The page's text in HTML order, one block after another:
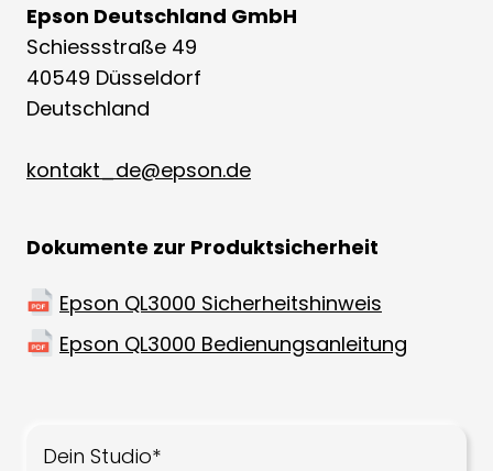
Epson Deutschland GmbH
Schiessstraße 49
40549 Düsseldorf
Deutschland
kontakt_de@epson.de
Dokumente zur Produktsicherheit
Epson QL3000 Sicherheitshinweis
Epson QL3000 Bedienungsanleitung
Dein Studio*